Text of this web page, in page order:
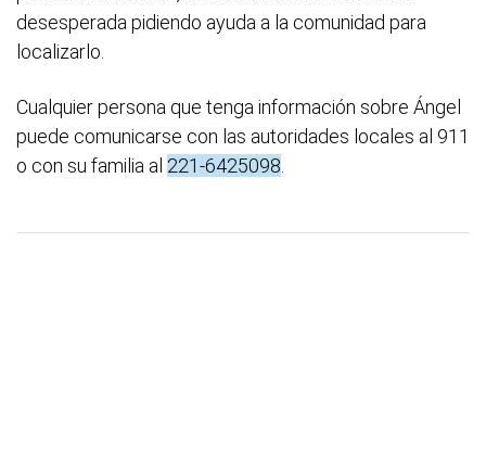
desesperada pidiendo ayuda a la comunidad para
localizarlo.
Cualquier persona que tenga información sobre Ángel
puede comunicarse con las autoridades locales al 911
o con su familia al 221-6425098